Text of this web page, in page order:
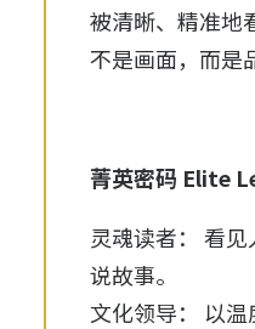
被清晰、精准地
不是画面，而是
菁英密码 Elite
灵魂读者：
看见
说故事。
文化领导：
以温